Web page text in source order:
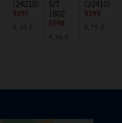
(24210)
5397
0,10 €
S/T
1802
5398
4,36 €
(J2410)
5399
2,75 €